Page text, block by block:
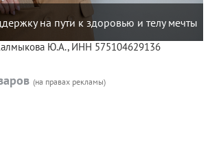
на пути к здоровью и телу мечты
Ю.А., ИНН 575104629136
(на правах рекламы)